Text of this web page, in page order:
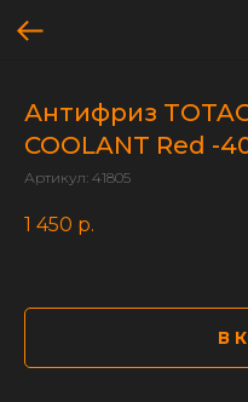
Антифриз
COOLANT Red -
Артикул: 41805
1 450 р.
В